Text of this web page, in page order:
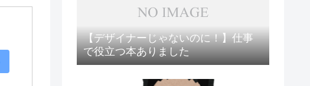
【デザイナーじゃないのに！】仕事
で役立つ本ありました